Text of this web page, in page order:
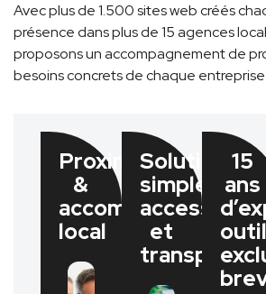
Avec plus de 1.500 sites web créés
présence dans plus de 15 agences
proposons un accompagnement de
besoins concrets de chaque entreprise.
Proximité
&
accompagnement
local
Solutions
simples,
accessibles
et
15
ans